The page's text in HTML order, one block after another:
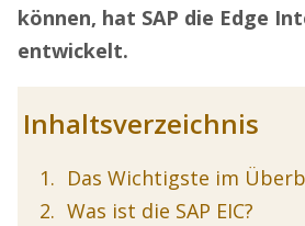
können, hat SAP die Edge
entwickelt.
Inhaltsverzeichnis
Das Wichtigste im
Was ist die SAP EIC?